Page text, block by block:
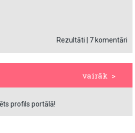
Rezultāti 7 komentāri
vairāk >
profils portālā!